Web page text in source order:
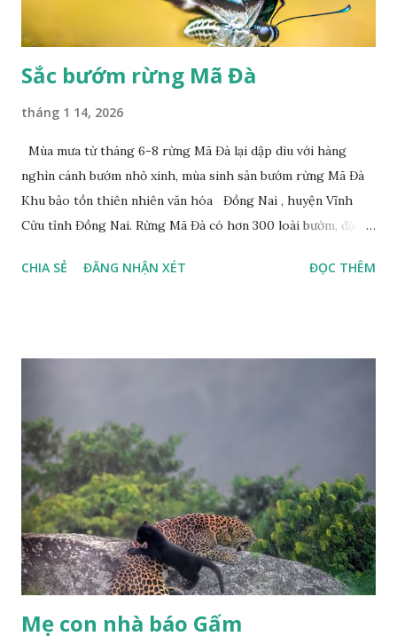
Sắc bướm rừng Mã Đà
tháng 1 14, 2026
Mùa mưa từ tháng 6-8 rừng Mã Đà lại dập dìu với hàng
nghìn cánh bướm nhỏ xinh, mùa sinh sản bướm rừng Mã Đà
Khu bảo tồn thiên nhiên văn hóa Đồng Nai , huyện Vĩnh
Cửu tỉnh Đồng Nai. Rừng Mã Đà có hơn 300 loài bướm, đặc
đuôi trắng (Lamproptera curius) đặc trưng là cái đuôi dài
CHIA SẺ ĐĂNG NHẬN XÉT ĐỌC THÊM
Mẹ con nhà báo Gấm